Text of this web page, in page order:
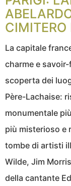
CIMITERO
La capitale
charme e
scoperta dei
Père-Lachaise:
monumentale
più misterioso e
tombe di artisti
Wilde, Jim
della cantante